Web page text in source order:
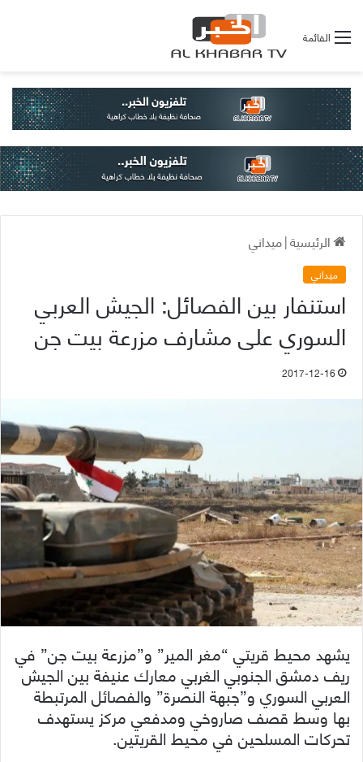
القائمة
الرئيسية|ميداني
ميداني
استنفار بين الفصائل: الجيش العربي
السوري على مشارف مزرعة بيت جن
2017-12-16
يشهد محيط قريتي “مغر المير” و”مزرعة بيت جن” في
ريف دمشق الجنوبي الغربي معارك عنيفة بين الجيش
العربي السوري و”جبهة النصرة” والفصائل المرتبطة
بها وسط قصف صاروخي ومدفعي مركز يستهدف
تحركات المسلحين في محيط القريتين.